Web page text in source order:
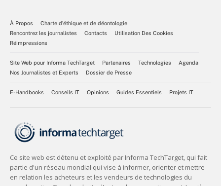
À Propos
Charte d’éthique et de déontologie
Rencontrez les journalistes
Contacts
Utilisation Des Cookies
Réimpressions
Site Web pour Informa TechTarget Partenaires Technologies
Agenda
Nos Journalistes et Experts
Dossier de Presse
E-Handbooks Conseils IT Opinions Guides Essentiels Projets IT